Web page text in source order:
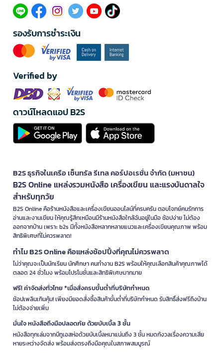
รองรับการชำระเงิน
Verified by
ดาวน์โหลดแอป B2S
B2S ธุรกิจในเครือ เซ็นทรัล รีเทล คอร์ปอเรชั่น จำกัด (มหาชน)
B2S Online แหล่งรวมหนังสือ เครื่องเขียน และแรงบันดาลใจ
สำหรับทุกวัย
B2S Online คือร้านหนังสือและเครื่องเขียนออนไลน์ที่ครบครัน ตอบโจทย์คนรักการ
อ่านและงานเขียน ให้คุณรู้สึกเหมือนมีร้านหนังสือใกล้ฉันอยู่ในมือ ช้อปง่าย ไม่ต้อง
ออกจากบ้าน เพราะ b2s มีทั้งหนังสือหลากหลายแนวและเครื่องเขียนคุณภาพ พร้อม
สิทธิพิเศษที่ไม่ควรพลาด!
ทำไม B2S Online คือแหล่งช้อปปิ้งที่คุณไม่ควรพลาด
ไม่ว่าคุณจะเป็นนักเรียน นักศึกษา คนทำงาน B2S พร้อมให้คุณเลือกสินค้าคุณภาพได้
ตลอด 24 ชั่วโมง พร้อมโปรโมชั่นและสิทธิพิเศษมากมาย
ฟรี! ค่าจัดส่งทั่วไทย *เมื่อสั่งครบขั้นต่ำที่บริษัทกำหนด
ช้อปเพลินเกินคุ้ม! เพียงมียอดสั่งซื้อสินค้าขั้นต่ำที่บริษัทกำหนด รับสิทธิ์ส่งฟรีถึงบ้าน
ไม่ต้องจ่ายเพิ่ม
มั่นใจ หนังสือถึงมือปลอดภัย ด้วยบับเบิ้ล 3 ชั้น
หนังสือทุกเล่มจากบีทูเอสห่อด้วยบับเบิ้ลหนาแน่นถึง 3 ชั้น หมดกังวลเรื่องความเสีย
หายระหว่างจัดส่ง พร้อมส่งตรงถึงมือคุณในสภาพสมบูรณ์